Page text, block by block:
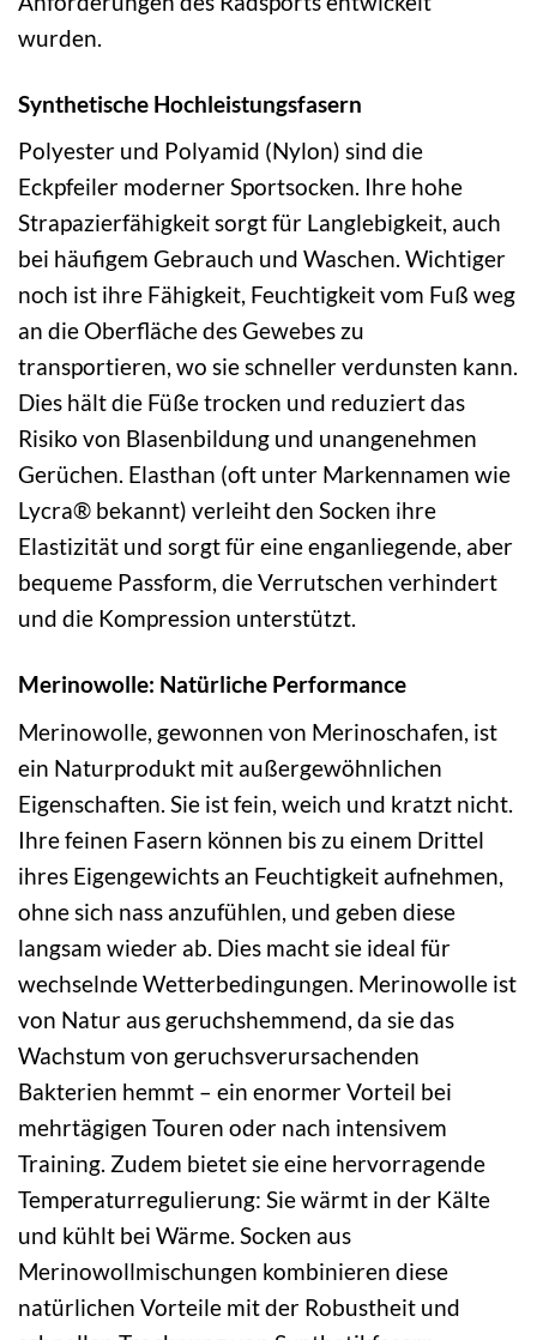
wurden.
Synthetische Hochleistungsfasern
Polyester und Polyamid (Nylon) sind die
Eckpfeiler moderner Sportsocken. Ihre hohe
Strapazierfähigkeit sorgt für Langlebigkeit, auch
bei häufigem Gebrauch und Waschen. Wichtiger
noch ist ihre Fähigkeit, Feuchtigkeit vom Fuß weg
an die Oberfläche des Gewebes zu
transportieren, wo sie schneller verdunsten kann.
Dies hält die Füße trocken und reduziert das
Risiko von Blasenbildung und unangenehmen
Gerüchen. Elasthan (oft unter Markennamen wie
Lycra® bekannt) verleiht den Socken ihre
Elastizität und sorgt für eine enganliegende, aber
bequeme Passform, die Verrutschen verhindert
und die Kompression unterstützt.
Merinowolle: Natürliche Performance
Merinowolle, gewonnen von Merinoschafen, ist
ein Naturprodukt mit außergewöhnlichen
Eigenschaften. Sie ist fein, weich und kratzt nicht.
Ihre feinen Fasern können bis zu einem Drittel
ihres Eigengewichts an Feuchtigkeit aufnehmen,
ohne sich nass anzufühlen, und geben diese
langsam wieder ab. Dies macht sie ideal für
wechselnde Wetterbedingungen. Merinowolle ist
von Natur aus geruchshemmend, da sie das
Wachstum von geruchsverursachenden
Bakterien hemmt – ein enormer Vorteil bei
mehrtägigen Touren oder nach intensivem
Training. Zudem bietet sie eine hervorragende
Temperaturregulierung: Sie wärmt in der Kälte
und kühlt bei Wärme. Socken aus
Merinowollmischungen kombinieren diese
natürlichen Vorteile mit der Robustheit und